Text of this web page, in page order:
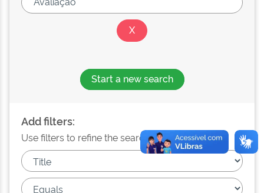
Start a new search
Add filters:
Use filters to refine the search results.